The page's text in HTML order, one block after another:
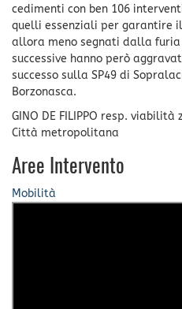
cedimenti con ben 106
quelli essenziali per garantire
allora meno segnati dalla furia
successive hanno però
successo sulla SP49 di
Borzonasca.
GINO DE FILIPPO resp.
Città metropolitana
Aree Intervento
Mobilità